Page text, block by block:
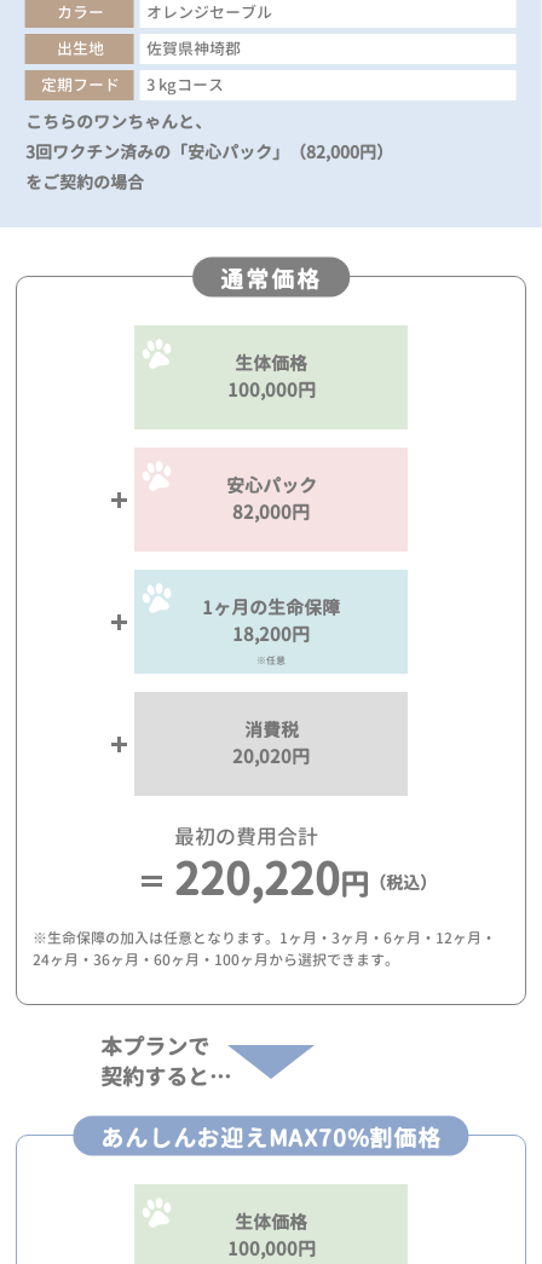
カラー
オレンジセーブル
出生地
佐賀県神埼郡
定期フード
3 kgコース
こちらのワンちゃんと、
3回ワクチン済みの「安心パック」（82,000円）
をご契約の場合
通常価格
生体価格
100,000円
安心パック
82,000円
1ヶ月の生命保障
18,200円
※任意
消費税
20,020円
最初の費用合計
220,220円 （税込）
※生命保障の加入は任意となります。1ヶ月・3ヶ月・6ヶ月・12ヶ月・
24ヶ月・36ヶ月・60ヶ月・100ヶ月から選択できます。
本プランで
契約すると…
あんしんお迎えMAX70%割価格
生体価格
100,000円